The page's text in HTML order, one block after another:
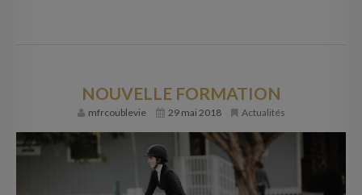
NOUVELLE FORMATION
mfrcoublevie 29 mai 2018 Actualités